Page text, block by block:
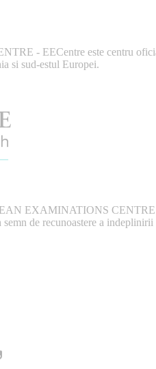
- EECentre este centru
si sud-estul Europei.
EXAMINATIONS CENTRE
de recunoastere a indeplinirii